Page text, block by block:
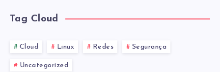
Tag Cloud
Cloud Linux Redes Segurança
Uncategorized